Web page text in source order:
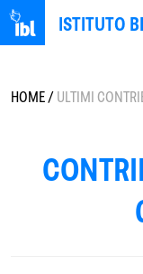
ISTITUTO
HOME/ULTIMI